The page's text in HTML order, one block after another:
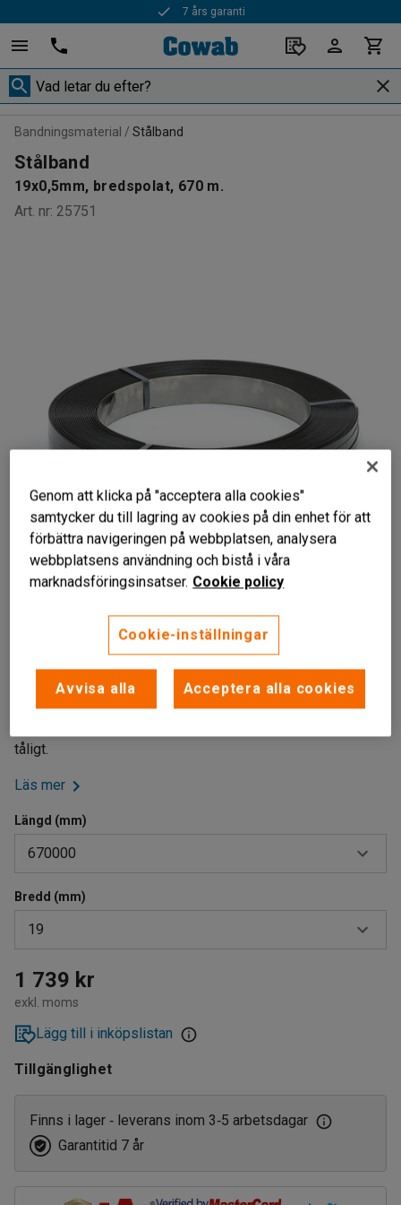
7 års garanti
Bandningsmaterial Stålband
Stålband
19x0,5mm, bredspolat, 670 m.
Art. nr: 25751
Liknande produkter
För tyngre gods
Bredspolat stålband med hög kvalitet för manuell eller
tåligt.
Läs mer
Längd (mm)
670000
670000
802000
1002000
Bredd (mm)
19
13
16
19
1 739 kr
exkl. moms
Lägg till i inköpslistan
Tillgänglighet
Finns i lager ‑ leverans inom 3‑5 arbetsdagar
Garantitid 7 år
Genom att klicka på "acceptera alla cookies"
samtycker du till lagring av cookies på din enhet för att
förbättra navigeringen på webbplatsen, analysera
webbplatsens användning och bistå i våra
marknadsföringsinsatser. Cookie policy
Cookie-inställningar
Avvisa alla Acceptera alla cookies